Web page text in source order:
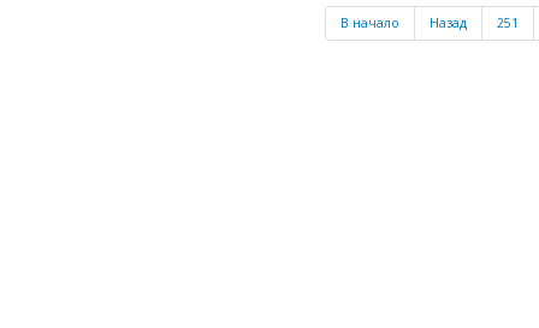
В начало Назад 251